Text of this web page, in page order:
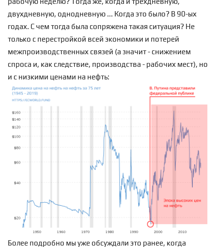
двухдневную, однодневную ... Когда это было? В 90-ых
годах. С чем тогда была сопряжена такая ситуация? Не
только с перестройкой всей экономики и потерей
межпроизводственных связей (а значит - снижением
спроса и, как следствие, производства - рабочих мест), но
и с низкими ценами на нефть:
Более подробно мы уже обсуждали это ранее, когда